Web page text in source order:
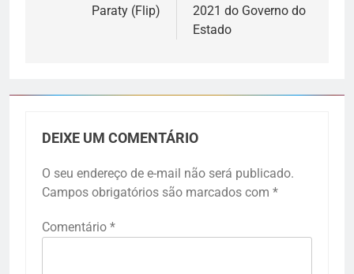
Paraty (Flip)
2021 do Governo do
Estado
DEIXE UM COMENTÁRIO
O seu endereço de e-mail não será publicado.
Campos obrigatórios são marcados com *
Comentário *